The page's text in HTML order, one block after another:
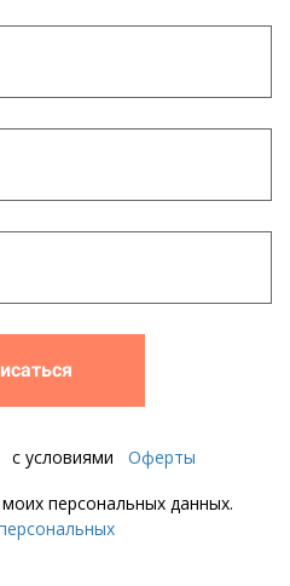
с условиями Оферты
персональных данных.